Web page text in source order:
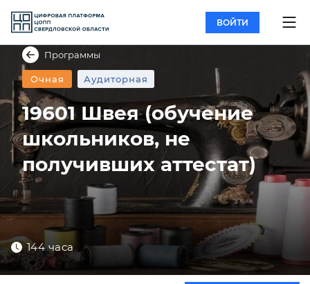
ВОЙТИ
Программы
Очная Аудиторная
19601 Швея (обучение
школьников, не
получивших аттестат)
144 часа